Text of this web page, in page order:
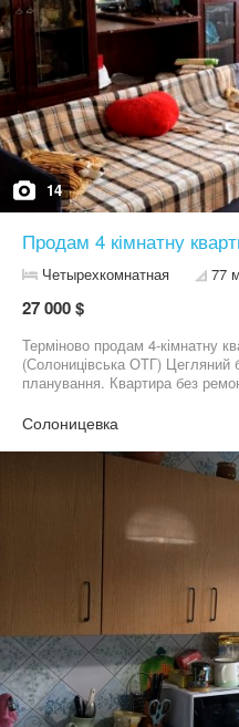
14
Продам 4 кімнатну
Четырехкомнатная 77 м
27 000 $
Терміново продам 4-кімнатну
(Солоницівська ОТГ) Цегляний
планування. Квартира без
транспорту. До метро Холодна
садок, ліс, транспорт та
зручний для вас час.
Солоницевка